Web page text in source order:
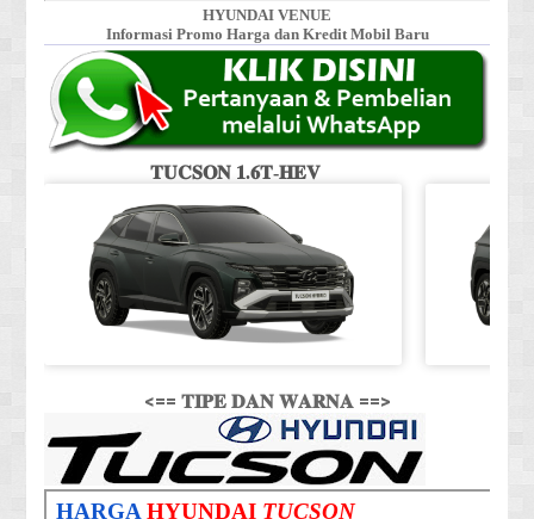
HYUNDAI VENUE
Informasi Promo Harga dan Kredit Mobil Baru
𝐓𝐔𝐂𝐒𝐎𝐍 𝟏.𝟔𝐓-𝐇𝐄𝐕
<== 𝐓𝐈𝐏𝐄 𝐃𝐀𝐍 𝐖𝐀𝐑𝐍𝐀 ==>